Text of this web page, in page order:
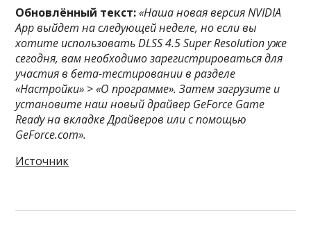
Обновлённый текст:«Наша новая версия NVIDIA
App выйдет на следующей неделе, но если вы
хотите использовать DLSS 4.5 Super Resolution уже
сегодня, вам необходимо зарегистрироваться для
участия в бета-тестировании в разделе
«Настройки» > «О программе». Затем загрузите и
установите наш новый драйвер GeForce Game
Ready на вкладке Драйверов или с помощью
GeForce.com».
Источник